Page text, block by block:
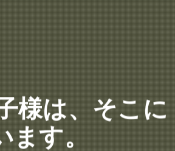
様は、そこに
ます。